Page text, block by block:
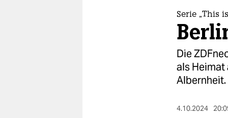
Serie „This
Die
als Heimat
Albernheit.
4.10.2024